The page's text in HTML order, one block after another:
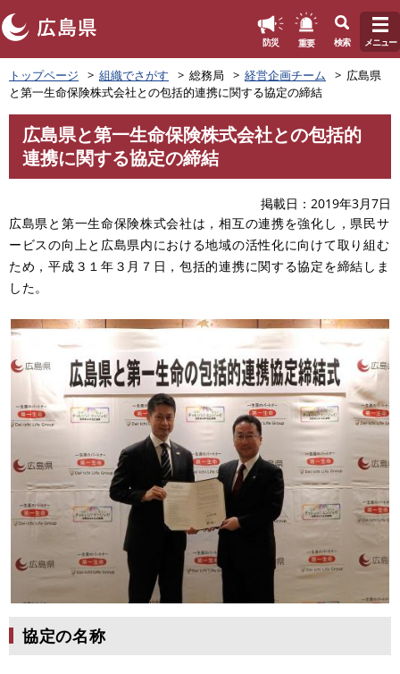
ペ
ー
ジ
の
で
防災 重要 検索 メニュー
トップページ 組織でさがす 総務局 経営企画チーム
広島県
と第一生命保険株式会社との包括的連携に関する協定の締結
広島県と第一生命保険株式会社との包括的
連携に関する協定の締結
掲載日
2019年3月7日
広島県と第一生命保険株式会社は，相互の連携を強化し，県民サ
ービスの向上と広島県内における地域の活性化に向けて取り組む
ため，平成３１年３月７日，包括的連携に関する協定を締結しま
した。
協定の名称